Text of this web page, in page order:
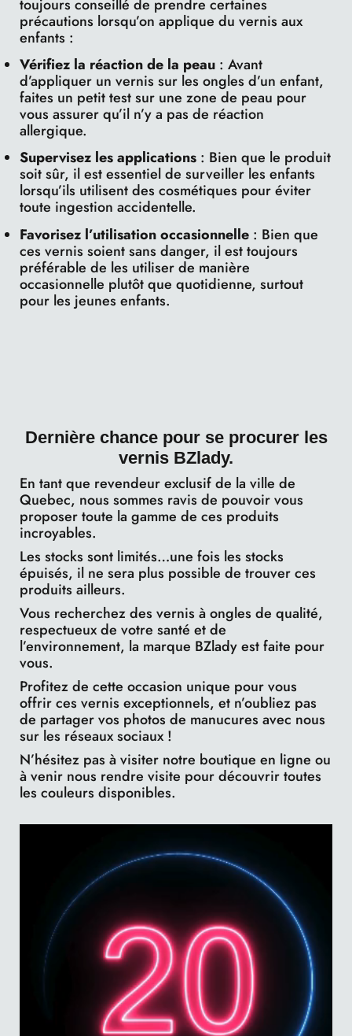
toujours conseillé de prendre certaines
précautions lorsqu’on applique du vernis aux
enfants :
Vérifiez la réaction de la peau : Avant
d’appliquer un vernis sur les ongles d’un enfant,
faites un petit test sur une zone de peau pour
vous assurer qu’il n’y a pas de réaction
allergique.
Supervisez les applications : Bien que le produit
soit sûr, il est essentiel de surveiller les enfants
lorsqu’ils utilisent des cosmétiques pour éviter
toute ingestion accidentelle.
Favorisez l’utilisation occasionnelle : Bien que
ces vernis soient sans danger, il est toujours
préférable de les utiliser de manière
occasionnelle plutôt que quotidienne, surtout
pour les jeunes enfants.
Dernière chance pour se procurer les
vernis BZlady.
En tant que revendeur exclusif de la ville de
Quebec, nous sommes ravis de pouvoir vous
proposer toute la gamme de ces produits
incroyables.
Les stocks sont limités…une fois les stocks
épuisés, il ne sera plus possible de trouver ces
produits ailleurs.
Vous recherchez des vernis à ongles de qualité,
respectueux de votre santé et de
l’environnement, la marque BZlady est faite pour
vous.
Profitez de cette occasion unique pour vous
offrir ces vernis exceptionnels, et n’oubliez pas
de partager vos photos de manucures avec nous
sur les réseaux sociaux !
N’hésitez pas à visiter notre boutique en ligne ou
à venir nous rendre visite pour découvrir toutes
les couleurs disponibles.